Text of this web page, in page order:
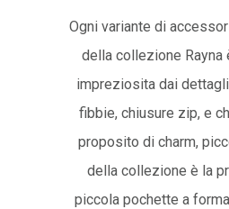
Ogni variante di
della collezione Rayna
impreziosita dai
fibbie, chiusure zip, e
proposito di charm,
della collezione è la
piccola pochette a